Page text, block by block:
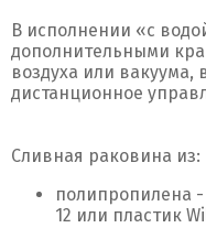
В исполнении «с
дополнительными
воздуха или
дистанционное
Сливная раковина из:
полипропилена
12 или пластик